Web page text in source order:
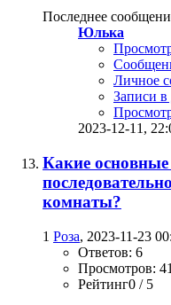
Последнее
Юлька
Личное
Записи в
2023-12-11,
Какие
комнаты?
1 Роза, 2023-11-23
Ответов: 6
Просмотров:
Рейтинг0 / 5